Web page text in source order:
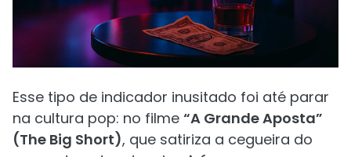
Esse tipo de indicador inusitado foi até parar
na cultura pop: no filme “A Grande Aposta”
(The Big Short), que satiriza a cegueira do